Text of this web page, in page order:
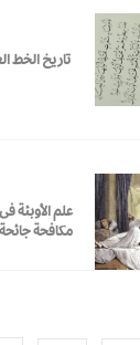
تاريخ الخط
علم الأوبئة
مكافحة